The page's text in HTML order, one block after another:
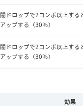
闇ドロップで2コンボ以上する
アップする（30％）
闇ドロップで2コンボ以上する
アップする（30％）
効果